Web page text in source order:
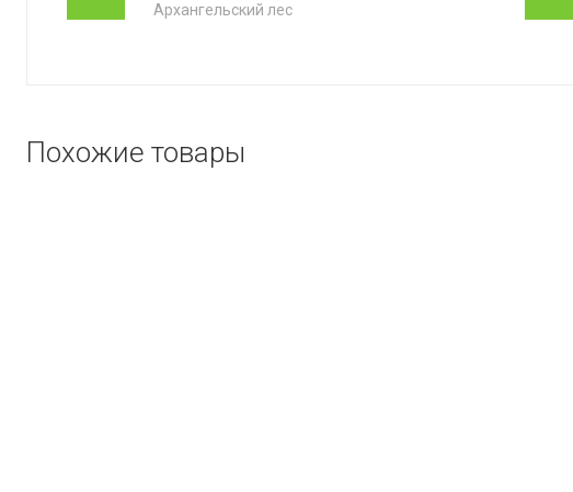
Архангельский лес
Похожие товары